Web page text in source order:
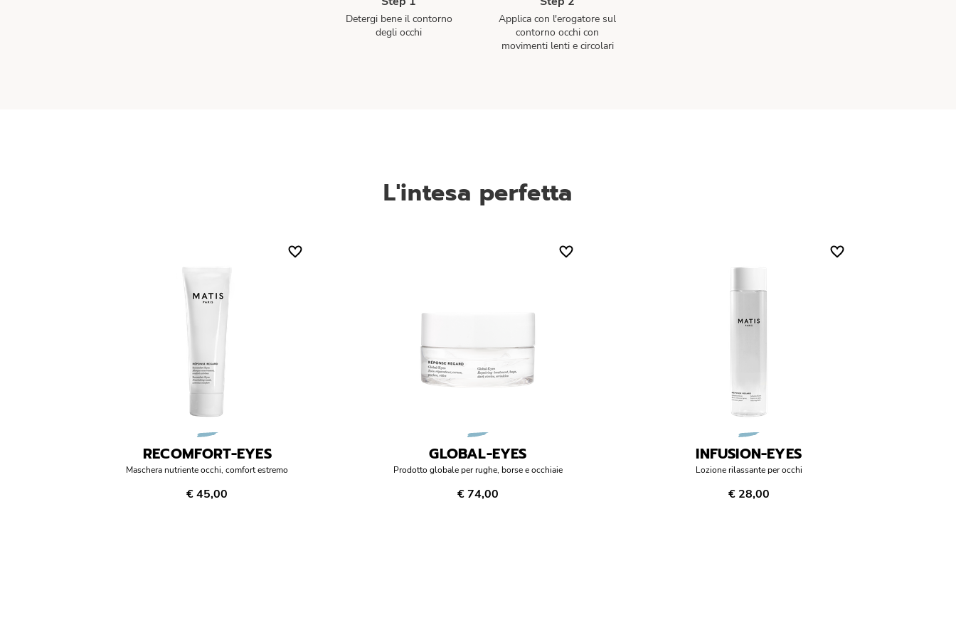
Detergi bene il contorno
degli occhi
Applica con l'erogatore sul
contorno occhi con
movimenti lenti e circolari
L'intesa perfetta
RECOMFORT-EYES
Maschera nutriente occhi, comfort estremo
€ 45,00
GLOBAL-EYES
Prodotto globale per rughe, borse e occhiaie
€ 74,00
INFUSION-EYES
Lozione rilassante per occhi
€ 28,00